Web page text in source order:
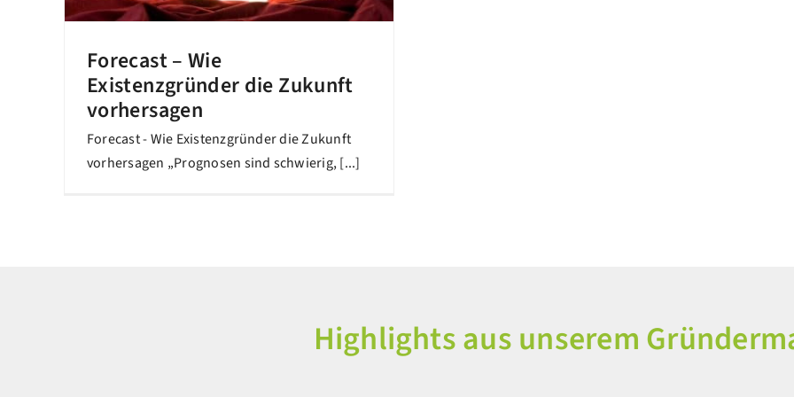
Forecast – Wie
Existenzgründer die Zukunft
vorhersagen
Forecast - Wie Existenzgründer die Zukunft
vorhersagen „Prognosen sind schwierig, [...]
Highlights aus unserem